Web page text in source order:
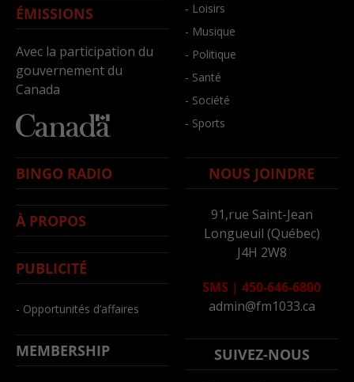
ÉMISSIONS
Avec la participation du
gouvernement du
Canada
- Loisirs
- Musique
- Politique
- Santé
- Société
- Sports
BINGO RADIO
À PROPOS
PUBLICITÉ
- Opportunités d’affaires
MEMBERSHIP
NOUS JOINDRE
91,rue Saint-Jean
Longueuil (Québec)
J4H 2W8
SMS | 450-646-6800
admin@fm1033.ca
SUIVEZ-NOUS